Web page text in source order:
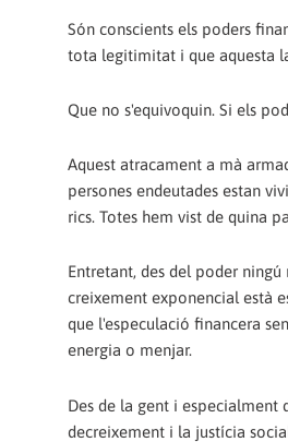
Són conscients els poders
tota legitimitat i que aquesta
Que no s'equivoquin. Si els
Aquest atracament a mà
persones endeutades estan
rics. Totes hem vist de quina
Entretant, des del poder
creixement exponencial està
que l'especulació financera
energia o menjar.
Des de la gent i especialment
decreixement i la justícia